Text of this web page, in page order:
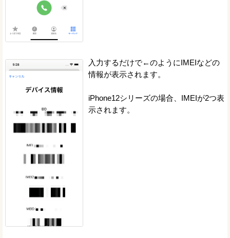
入力するだけで←のようにIMEIなどの
情報が表示されます。
iPhone12シリーズの場合、IMEIが2つ表
示されます。